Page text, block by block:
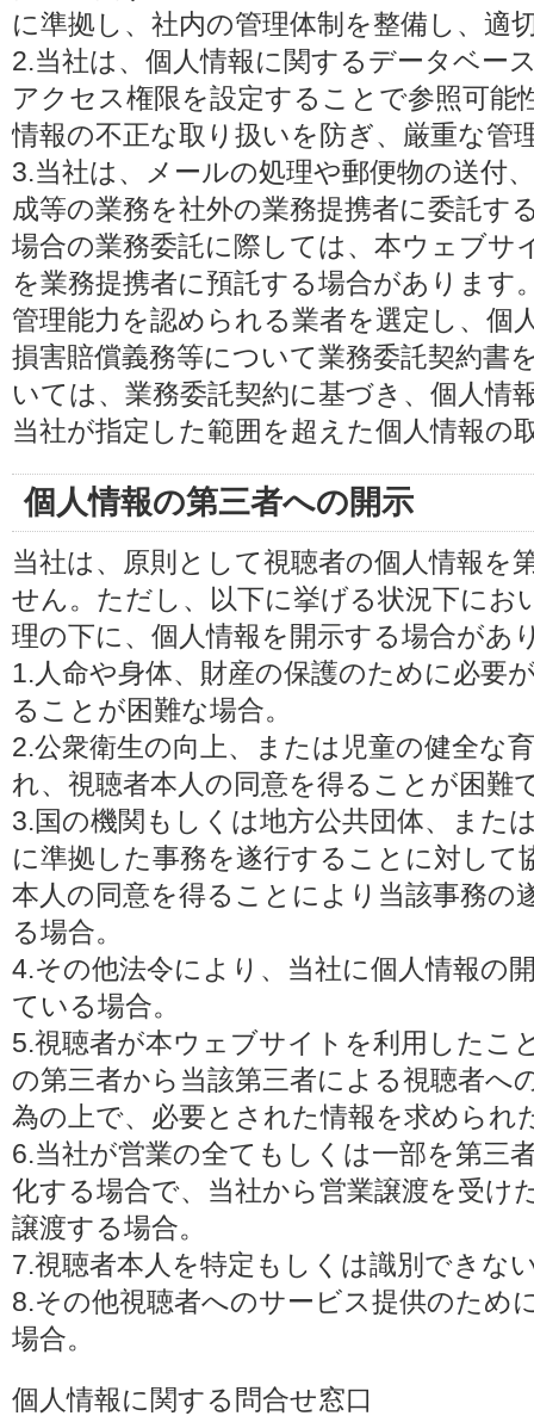
に準拠し、社内の管理体制を整備し、適
2.当社は、個人情報に関するデータベー
アクセス権限を設定することで参照可能
情報の不正な取り扱いを防ぎ、厳重な管
3.当社は、メールの処理や郵便物の送付
成等の業務を社外の業務提携者に委託す
場合の業務委託に際しては、本ウェブサ
を業務提携者に預託する場合があります
管理能力を認められる業者を選定し、個
損害賠償義務等について業務委託契約書
いては、業務委託契約に基づき、個人情
当社が指定した範囲を超えた個人情報の
個人情報の第三者への開示
当社は、原則として視聴者の個人情報を
せん。ただし、以下に挙げる状況下にお
理の下に、個人情報を開示する場合があ
1.人命や身体、財産の保護のために必要
ることが困難な場合。
2.公衆衛生の向上、または児童の健全な
れ、視聴者本人の同意を得ることが困難
3.国の機関もしくは地方公共団体、また
に準拠した事務を遂行することに対して
本人の同意を得ることにより当該事務の
る場合。
4.その他法令により、当社に個人情報の
ている場合。
5.視聴者が本ウェブサイトを利用したこ
の第三者から当該第三者による視聴者へ
為の上で、必要とされた情報を求められ
6.当社が営業の全てもしくは一部を第三
化する場合で、当社から営業譲渡を受け
譲渡する場合。
7.視聴者本人を特定もしくは識別できな
8.その他視聴者へのサービス提供のため
場合。
個人情報に関する問合せ窓口